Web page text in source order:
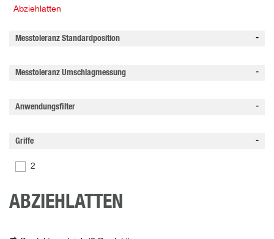
Abziehlatten
Messtoleranz Standardposition
Messtoleranz Umschlagmessung
Anwendungsfilter
Griffe
2
ABZIEHLATTEN